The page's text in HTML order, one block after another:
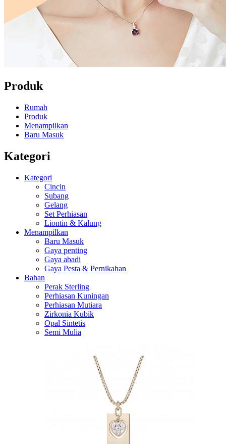
Produk
Rumah
Produk
Menampilkan
Baru Masuk
Kategori
Kategori
Cincin
Subang
Gelang
Set Perhiasan
Liontin & Kalung
Menampilkan
Baru Masuk
Gaya penting
Gaya abadi
Gaya Pesta & Pernikahan
Bahan
Perak Sterling
Perhiasan Kuningan
Perhiasan Mutiara
Zirkonia Kubik
Opal Sintetis
Semi Mulia